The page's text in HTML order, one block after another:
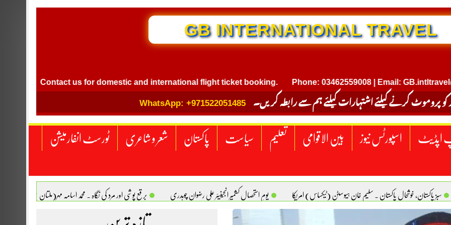
GB INTERNATIONAL TRAVEL
Contact us for domestic and international flight ticket booking. Phone: 03462559008 | Email:
کو پروموٹ کرنے کیلئے اشتہارات کیلئے ہم سے رابطہ کریں۔ WhatsApp: +971522051485
اپڈیٹ اسپورٹس نیوز بین الاقوامی تعلیم سیاست پاکستان شعر و شاعری ٹورسٹ انفارمیشن
سبز پاکستان، خوشحال پاکستان . سلیم خان ہیوسٹن (ٹیکساس) امریکا یومِ استحصالِ کشمیر انجینیئر علی رضوان چوہدری برقع پوشی اور مرد کی نگاہ . محمد اسامہ مہر(ملتان )
کی اصل پہچان. یاسر دانیال صابری